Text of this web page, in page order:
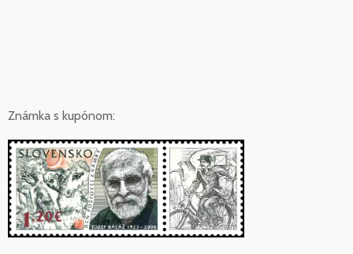
Známka s kupónom: